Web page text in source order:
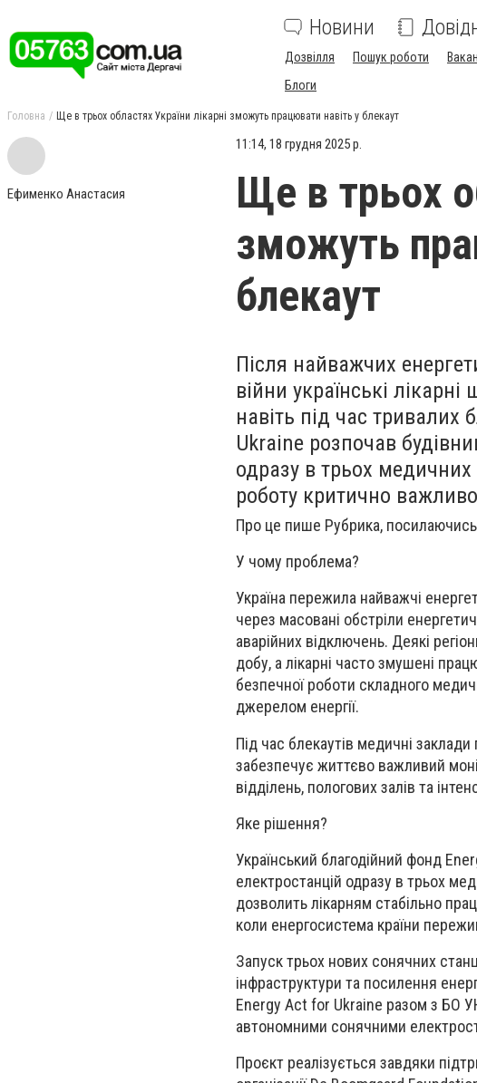
Новини
Дозвілля Пошук роботи
Блоги
Головна Ще в трьох областях України лікарні зможуть працювати навіть у блекаут
Ефименко Анастасия
11:14, 18 грудня 2025 р.
Ще в трьох
зможуть
блекаут
Після найважчих
війни українські
навіть під час
Ukraine розпочав
одразу в трьох
роботу критично
Про це пише Рубрика,
У чому проблема?
Україна пережила найважчі
через масовані обстріли
аварійних відключень. Деякі
добу, а лікарні часто змушені
безпечної роботи складного
джерелом енергії.
Під час блекаутів медичні
забезпечує життєво важливий
відділень, пологових залів та
Яке рішення?
Український благодійний фонд
електростанцій одразу в трьох
дозволить лікарням стабільно
коли енергосистема країни
Запуск трьох нових сонячних
інфраструктури та посилення
Energy Act for Ukraine разом з БО
автономними сонячними
Проєкт реалізується завдяки